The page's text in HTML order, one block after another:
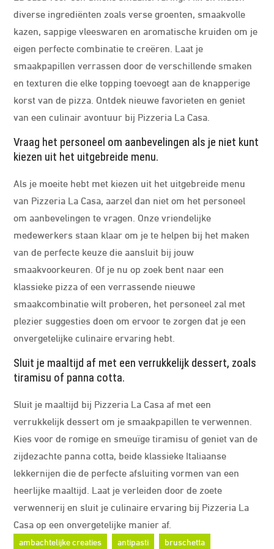
diverse ingrediënten zoals verse groenten, smaakvolle
kazen, sappige vleeswaren en aromatische kruiden om je
eigen perfecte combinatie te creëren. Laat je
smaakpapillen verrassen door de verschillende smaken
en texturen die elke topping toevoegt aan de knapperige
korst van de pizza. Ontdek nieuwe favorieten en geniet
van een culinair avontuur bij Pizzeria La Casa.
Vraag het personeel om aanbevelingen als je niet kunt
kiezen uit het uitgebreide menu.
Als je moeite hebt met kiezen uit het uitgebreide menu
van Pizzeria La Casa, aarzel dan niet om het personeel
om aanbevelingen te vragen. Onze vriendelijke
medewerkers staan klaar om je te helpen bij het maken
van de perfecte keuze die aansluit bij jouw
smaakvoorkeuren. Of je nu op zoek bent naar een
klassieke pizza of een verrassende nieuwe
smaakcombinatie wilt proberen, het personeel zal met
plezier suggesties doen om ervoor te zorgen dat je een
onvergetelijke culinaire ervaring hebt.
Sluit je maaltijd af met een verrukkelijk dessert, zoals
tiramisu of panna cotta.
Sluit je maaltijd bij Pizzeria La Casa af met een
verrukkelijk dessert om je smaakpapillen te verwennen.
Kies voor de romige en smeuïge tiramisu of geniet van de
zijdezachte panna cotta, beide klassieke Italiaanse
lekkernijen die de perfecte afsluiting vormen van een
heerlijke maaltijd. Laat je verleiden door de zoete
verwennerij en sluit je culinaire ervaring bij Pizzeria La
Casa op een onvergetelijke manier af.
ambachtelijke creaties antipasti
bruschetta